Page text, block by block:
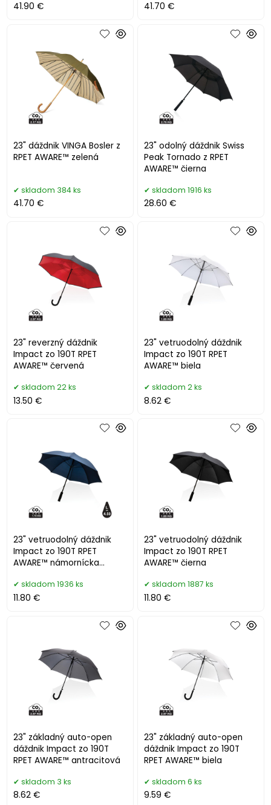
41.90 € 41.70 €
23" dáždnik VINGA Bosler z
RPET AWARE™ zelená
skladom 384 ks
41.70 €
23" odolný dáždnik Swiss
Peak Tornado z RPET
AWARE™ čierna
skladom 1916 ks
28.60 €
23" reverzný dáždnik
Impact zo 190T RPET
AWARE™ červená
skladom 22 ks
13.50 €
23" vetruodolný dáždnik
Impact zo 190T RPET
AWARE™ biela
skladom 2 ks
8.62 €
23" vetruodolný dáždnik
Impact zo 190T RPET
AWARE™ námornícka
skladom 1936 ks
11.80 €
23" vetruodolný dáždnik
Impact zo 190T RPET
AWARE™ čierna
skladom 1887 ks
11.80 €
23" základný auto-open
dáždnik Impact zo 190T
RPET AWARE™ antracitová
skladom 3 ks
8.62 €
23" základný auto-open
dáždnik Impact zo 190T
RPET AWARE™ biela
skladom 6 ks
9.59 €